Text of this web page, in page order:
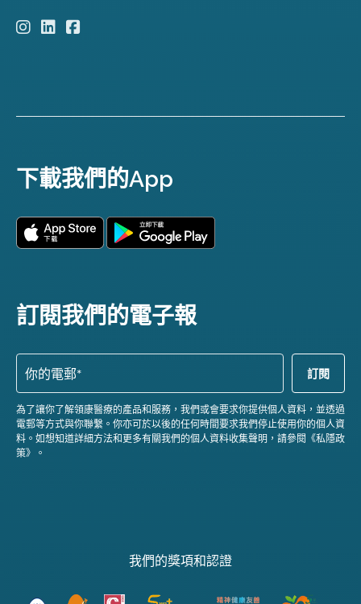
下載我們的App
訂閱我們的電子報
為了讓你了解領康醫療的產品和服務，我們或會要求你提供個人資料，並透過
電郵等方式與你聯繫。你亦可於以後的任何時間要求我們停止使用你的個人資
料。如想知道詳細方法和更多有關我們的個人資料收集聲明，請參閱《私隱政
策》。
我們的獎項和認證